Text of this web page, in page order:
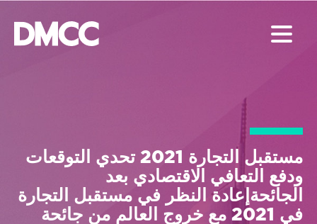
مستقبل التجارة 2021 تحدي التوقعات
ودفع التعافي الاقتصادي بعد
الجائحةإعادة النظر في مستقبل التجارة
في 2021 مع خروج العالم من جائحة